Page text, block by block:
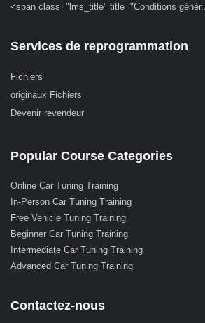
<span class="lms_title" title="Conditions génér...
Services de reprogrammation
Fichiers
originaux Fichiers
Devenir revendeur
Popular Course Categories
Online Car Tuning Training
In-Person Car Tuning Training
Free Vehicle Tuning Training
Beginner Car Tuning Training
Intermediate Car Tuning Training
Advanced Car Tuning Training
Contactez-nous